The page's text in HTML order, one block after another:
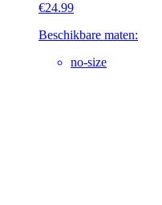
€24.99
Beschikbare maten:
no-size